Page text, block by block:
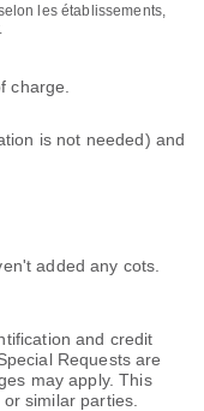
les établissements,
charge.
is not needed) and
added any cots.
and credit
Requests are
may apply. This
similar parties.